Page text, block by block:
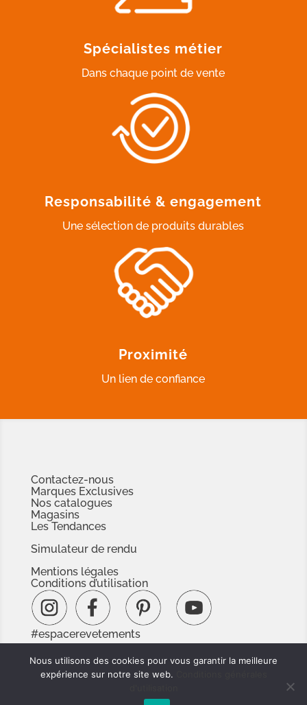
Spécialistes métier
Dans chaque point de vente
Responsabilité & engagement
Une sélection de produits durables
Proximité
Un lien de confiance
Contactez-nous
Marques Exclusives
Nos catalogues
Magasins
Les Tendances
Simulateur de rendu
Mentions légales
Conditions d’utilisation
#espacerevetements
www.espacedoc.fr
www.signnaturedexception.com
Nous utilisons des cookies pour vous garantir la meilleure
expérience sur notre site web.